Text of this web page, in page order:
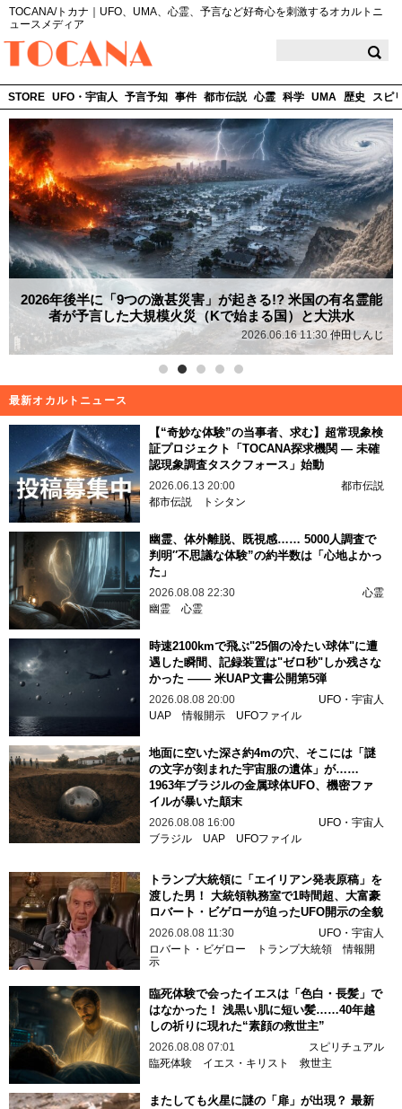
TOCANA/トカナ｜UFO、UMA、心霊、予言など好奇心を刺激するオカルトニ
ュースメディア
STORE UFO・宇宙人 予言予知 事件 都市伝説 心霊 科学 UMA 歴史 スピ
2026年後半に「9つの激甚災害」が起きる!? 米国の有名霊能
者が予言した大規模火災（Kで始まる国）と大洪水
2026.06.16 11:30 仲田しんじ
最新オカルトニュース
【“奇妙な体験”の当事者、求む】超常現象検
証プロジェクト「TOCANA探求機関 — 未確
認現象調査タスクフォース」始動
2026.06.13 20:00
都市伝説
都市伝説
トシタン
幽霊、体外離脱、既視感…… 5000人調査で
判明″不思議な体験”の約半数は「心地よかっ
た」
2026.08.08 22:30
心霊
幽霊 心霊
時速2100kmで飛ぶ"25個の冷たい球体"に遭
遇した瞬間、記録装置は"ゼロ秒"しか残さな
かった —— 米UAP文書公開第5弾
2026.08.08 20:00
UFO・宇宙人
UAP情報開示 UFOファイル
地面に空いた深さ約4mの穴、そこには「謎
の文字が刻まれた宇宙服の遺体」が……
1963年ブラジルの金属球体UFO、機密ファ
イルが暴いた顛末
2026.08.08 16:00
UFO・宇宙人
ブラジル
UAP UFOファイル
トランプ大統領に「エイリアン発表原稿」を
渡した男！ 大統領執務室で1時間超、大富豪
ロバート・ビゲローが迫ったUFO開示の全貌
2026.08.08 11:30
UFO・宇宙人
ロバート・ビゲロー
トランプ大統領情報開
示
臨死体験で会ったイエスは「色白・長髪」で
はなかった！ 浅黒い肌に短い髪……40年越
しの祈りに現れた“素顔の救世主”
2026.08.08 07:01
スピリチュアル
臨死体験
イエス・キリスト 救世主
またしても火星に謎の「扉」が出現？ 最新